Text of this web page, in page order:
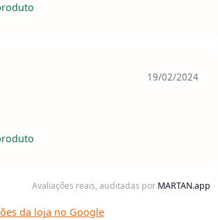
19/02/2024
Avaliações reais, auditadas por MARTAN.app
da loja no Google